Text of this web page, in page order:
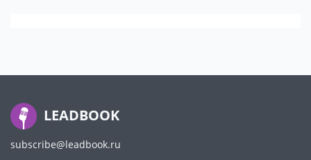
LEADBOOK
subscribe@leadbook.ru